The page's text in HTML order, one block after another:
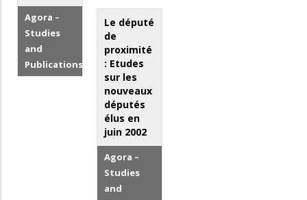
Agora –
Studies
and
Publications
Le député
de
proximité
: Etudes
sur les
nouveaux
députés
élus en
juin 2002
Agora –
Studies
and